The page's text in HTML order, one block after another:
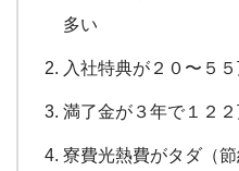
多い
入社特典が２０〜５
満了金が３年で１２
寮費光熱費がタダ（節